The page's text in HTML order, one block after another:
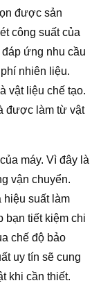
được sản
công suất của
ứng nhu cầu
nhiên liệu.
vật liệu chế tạo.
được làm từ vật
máy. Vì đây là
vận chuyển.
hiệu suất làm
bạn tiết kiệm chi
chế độ bảo
uy tín sẽ cung
khi cần thiết.